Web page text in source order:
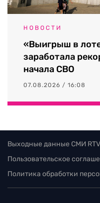
НОВОСТИ
«Выигрыш в
заработала
начала СВО
07.08.2026 / 16:08
Выходные данные СМИ
Пользовательское
Политика обработки